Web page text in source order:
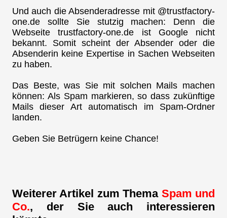
Und auch die Absenderadresse mit @trustfactory-
one.de sollte Sie stutzig machen: Denn die
Webseite trustfactory-one.de ist Google nicht
bekannt. Somit scheint der Absender oder die
Absenderin keine Expertise in Sachen Webseiten
zu haben.
Das Beste, was Sie mit solchen Mails machen
können: Als Spam markieren, so dass zukünftige
Mails dieser Art automatisch im Spam-Ordner
landen.
Geben Sie Betrügern keine Chance!
Weiterer Artikel zum Thema Spam und
Co., der Sie auch interessieren